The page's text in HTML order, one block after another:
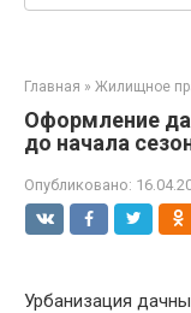
Главная » Жилищное
Оформление
до начала
Опубликовано:
Урбанизация